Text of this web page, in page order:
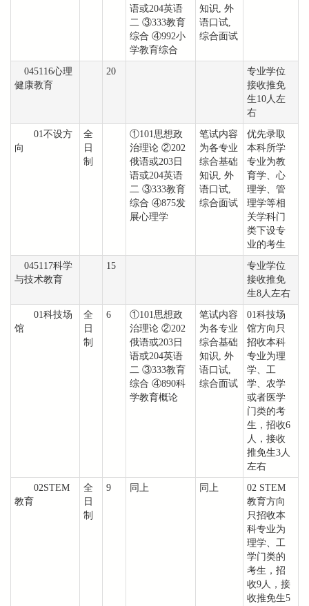
语或204英语
二 ③333教育
综合 ④992小
学教育综合
知识, 外
语口试,
综合面试
045116心理
健康教育
20
专业学位
接收推免
生10人左
右
01不设方
向
全
日
制
①101思想政
治理论 ②202
俄语或203日
语或204英语
二 ③333教育
综合 ④875发
展心理学
笔试内容
为各专业
综合基础
知识, 外
语口试,
综合面试
优先录取
本科所学
专业为教
育学、心
理学、管
理学等相
关学科门
类下设专
业的考生
045117科学
与技术教育
15
专业学位
接收推免
生8人左右
01科技场
馆
全
日
制
6
①101思想政
治理论 ②202
俄语或203日
语或204英语
二 ③333教育
综合 ④890科
学教育概论
笔试内容
为各专业
综合基础
知识, 外
语口试,
综合面试
01科技场
馆方向只
招收本科
专业为理
学、工
学、农学
或者医学
门类的考
生，招收6
人，接收
推免生3人
左右
02STEM
教育
全
日
制
9 同上 同上
02 STEM
教育方向
只招收本
科专业为
理学、工
学门类的
考生，招
收9人，接
收推免生5